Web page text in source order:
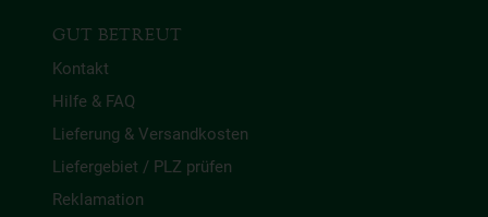
GUT BETREUT
Kontakt
Hilfe & FAQ
Lieferung & Versandkosten
Liefergebiet / PLZ prüfen
Reklamation